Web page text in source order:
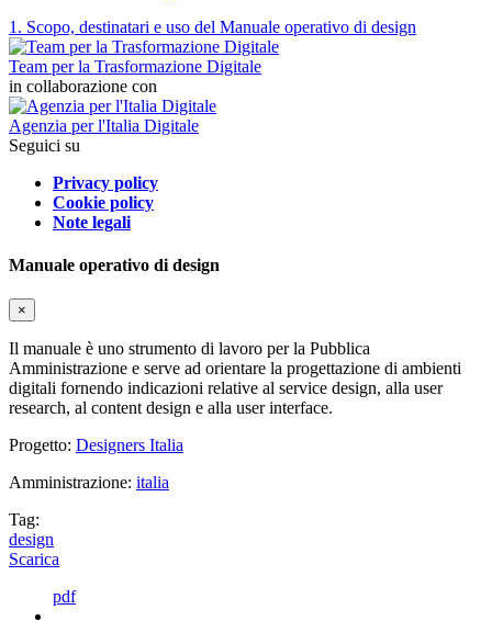
1. Scopo, destinatari e uso del Manuale operativo di design
Team per la Trasformazione Digitale
in collaborazione con
Agenzia per l'Italia Digitale
Seguici su
Privacy policy
Cookie policy
Note legali
Manuale operativo di design
×
Il manuale è uno strumento di lavoro per la Pubblica
Amministrazione e serve ad orientare la progettazione di ambienti
digitali fornendo indicazioni relative al service design, alla user
research, al content design e alla user interface.
Progetto: Designers Italia
Amministrazione: italia
Tag:
design
Scarica
pdf